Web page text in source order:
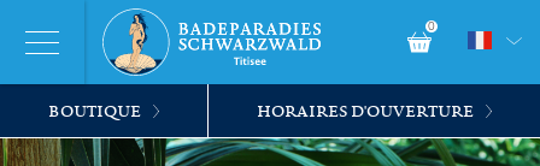
BOUTIQUE HORAIRES D'OUVERTURE
0